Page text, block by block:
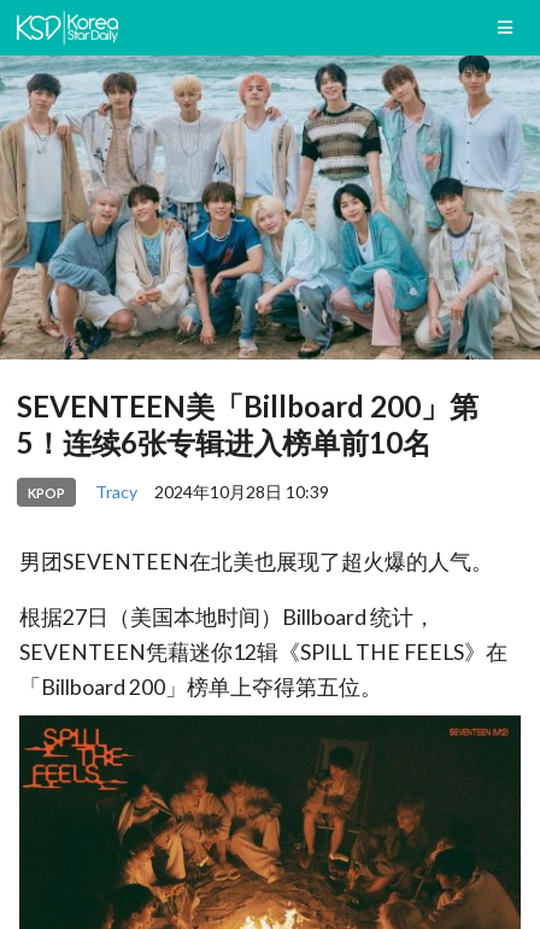
SEVENTEEN美「Billboard 200」第
5！连续6张专辑进入榜单前10名
KPOP Tracy 2024年10月28日 10:39
男团SEVENTEEN在北美也展现了超火爆的人气。
根据27日（美国本地时间）Billboard 统计，
SEVENTEEN凭藉迷你12辑《SPILL THE FEELS》在
「Billboard 200」榜单上夺得第五位。